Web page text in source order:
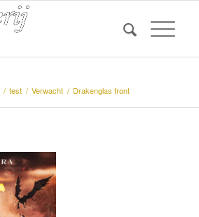
/ test / Verwacht / Drakenglas front